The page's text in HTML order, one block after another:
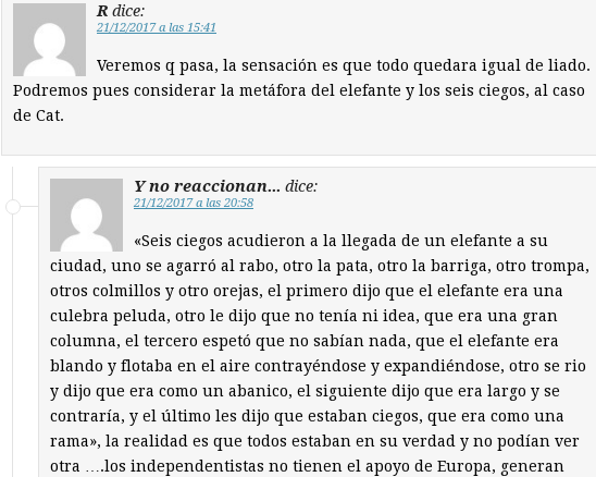
R dice:
21/12/2017 a las 15:41
Veremos q pasa, la sensación es que todo quedara igual de liado.
Podremos pues considerar la metáfora del elefante y los seis ciegos, al caso
de Cat.
Y no reaccionan... dice:
21/12/2017 a las 20:58
«Seis ciegos acudieron a la llegada de un elefante a su
ciudad, uno se agarró al rabo, otro la pata, otro la barriga, otro trompa,
otros colmillos y otro orejas, el primero dijo que el elefante era una
culebra peluda, otro le dijo que no tenía ni idea, que era una gran
columna, el tercero espetó que no sabían nada, que el elefante era
blando y flotaba en el aire contrayéndose y expandiéndose, otro se rio
y dijo que era como un abanico, el siguiente dijo que era largo y se
contraría, y el último les dijo que estaban ciegos, que era como una
rama», la realidad es que todos estaban en su verdad y no podían ver
otra ….los independentistas no tienen el apoyo de Europa, generan